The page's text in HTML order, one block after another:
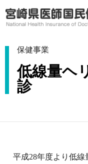
保健事業
低線量ヘ
診
平成28年度より低